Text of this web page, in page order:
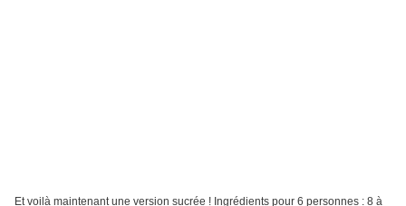
Et voilà maintenant une version sucrée ! Ingrédients pour 6 personnes : 8 à